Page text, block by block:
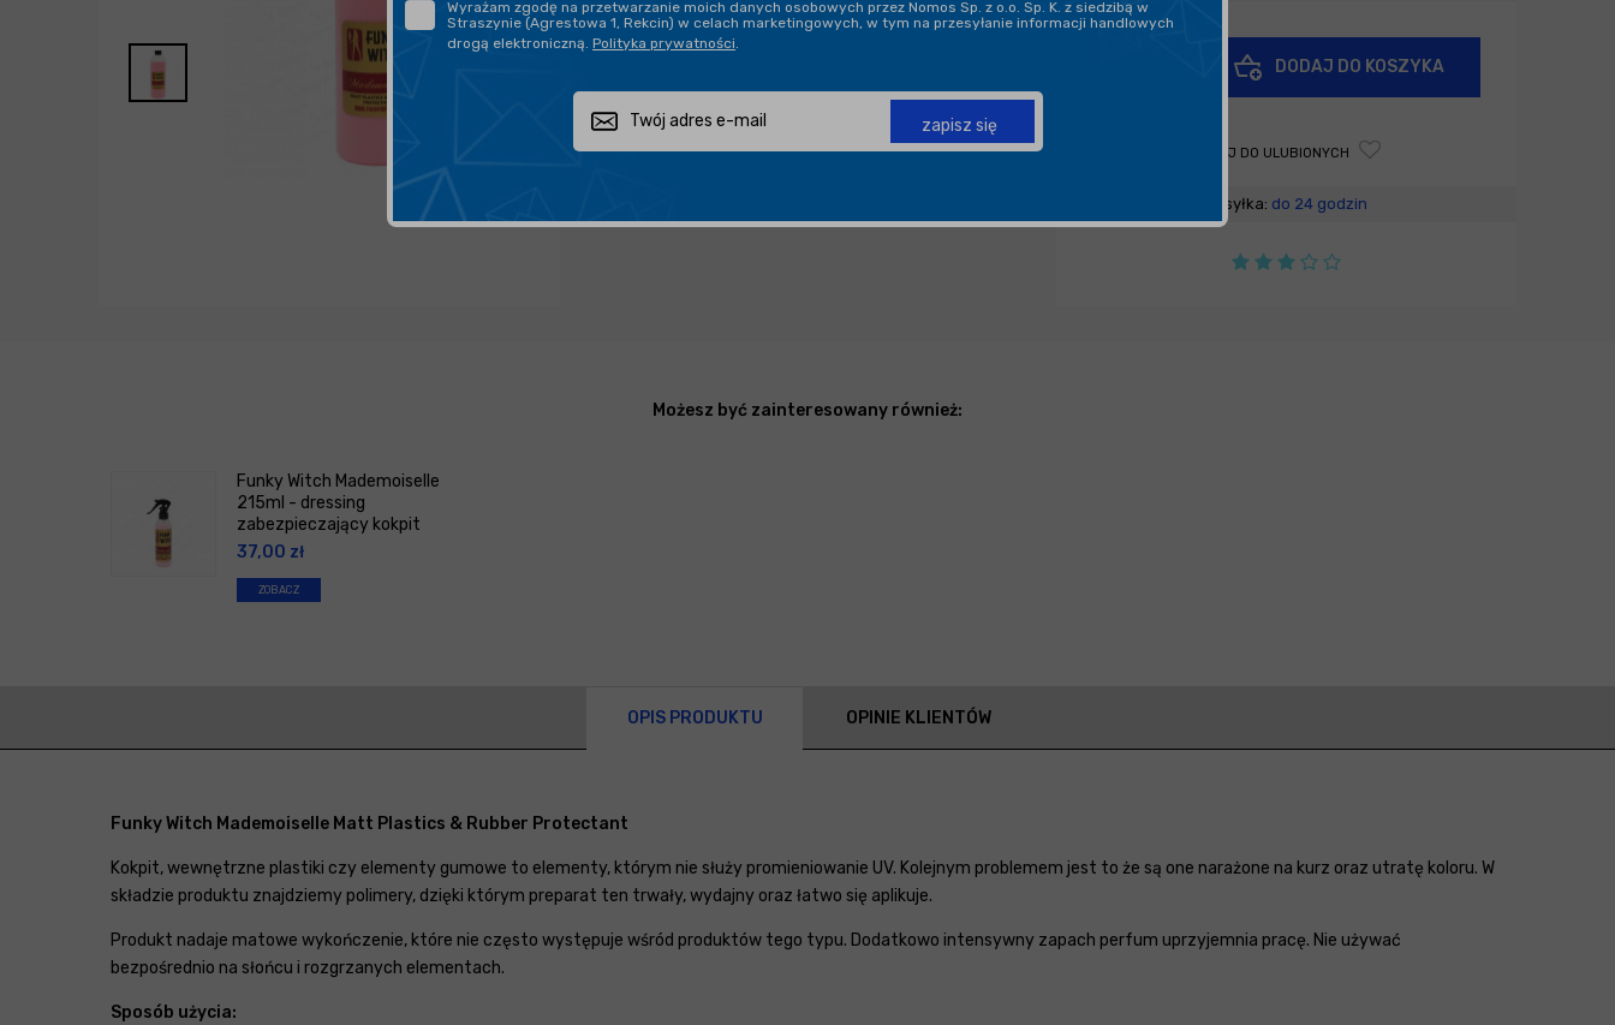
PROFESJONALNE DORADZTWO
Zapytaj o produkt Poleć znajomemu Udostępnij
DODAJ DO KOSZYKA
DODAJ DO ULUBIONYCH
Wysyłka: do 24 godzin
Możesz być zainteresowany również:
Funky Witch Mademoiselle
215ml - dressing
zabezpieczający kokpit
37,00 zł
ZOBACZ
OPIS PRODUKTU OPINIE KLIENTÓW
Funky Witch Mademoiselle Matt Plastics & Rubber Protectant
Kokpit, wewnętrzne plastiki czy elementy gumowe to elementy, którym nie służy promieniowanie UV. Kolejnym problemem jest to że są one narażone na kurz oraz utratę koloru. W
składzie produktu znajdziemy polimery, dzięki którym preparat ten trwały, wydajny oraz łatwo się aplikuje.
Produkt nadaje matowe wykończenie, które nie często występuje wśród produktów tego typu. Dodatkowo intensywny zapach perfum uprzyjemnia pracę. Nie używać
bezpośrednio na słońcu i rozgrzanych elementach.
Sposób użycia:
Wyrażam zgodę na przetwarzanie moich danych osobowych przez Nomos Sp. z o.o. Sp. K. z siedzibą w
Straszynie (Agrestowa 1, Rekcin) w celach marketingowych, w tym na przesyłanie informacji handlowych
drogą elektroniczną. Polityka prywatności
zapisz się